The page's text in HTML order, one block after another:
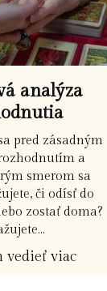
analýza
pred zásadným
a
smerom sa
či odísť do
zostať doma?
vedieť viac